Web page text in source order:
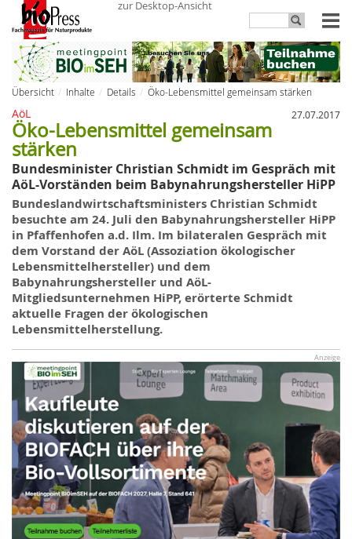
zur Desktop-Ansicht
Übersicht Inhalte Details Öko-Lebensmittel gemeinsam stärken
AöL 27.07.2017
Öko-Lebensmittel gemeinsam
stärken
Bundesminister Christian Schmidt im Gespräch mit
AöL-Vorständen beim Babynahrungshersteller HiPP
Bundeslandwirtschaftsministers Christian Schmidt
besuchte am 24. Juli den Babynahrungshersteller HiPP
in Pfaffenhofen a.d. Ilm. Im bilateralen Gespräch mit
dem Vorstand der AöL (Assoziation ökologischer
Lebensmittelhersteller) und dem
Babynahrungshersteller und AöL-
Mitgliedsunternehmen HiPP, erörterte Schmidt
aktuelle Fragen der ökologischen
Lebensmittelherstellung.
Anzeige